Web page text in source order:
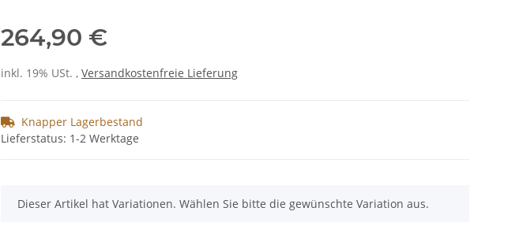
264,90 €
inkl. 19% USt. , Versandkostenfreie Lieferung
Knapper Lagerbestand
Lieferstatus: 1-2 Werktage
x
Dieser Artikel hat Variationen. Wählen Sie bitte die gewünschte Variation aus.